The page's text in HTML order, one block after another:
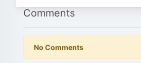
Comments
No Comments